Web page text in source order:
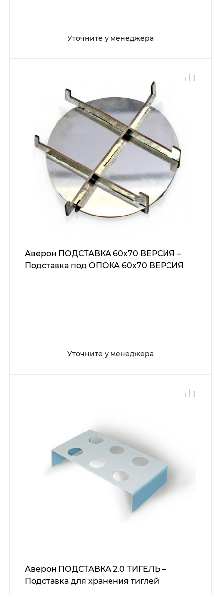
Уточните у менеджера
Аверон ПОДСТАВКА 60х70 ВЕРСИЯ –
Подставка под ОПОКА 60х70 ВЕРСИЯ
Уточните у менеджера
Аверон ПОДСТАВКА 2.0 ТИГЕЛЬ –
Подставка для хранения тиглей